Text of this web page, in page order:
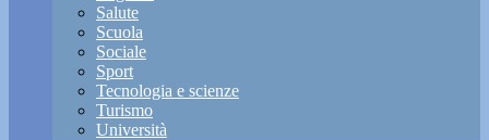
Salute
Scuola
Sociale
Sport
Tecnologia e scienze
Turismo
Università